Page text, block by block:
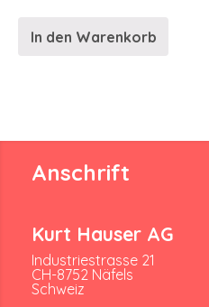
In den Warenkorb
Anschrift
Kurt Hauser AG
Industriestrasse 21
CH-8752 Näfels
Schweiz